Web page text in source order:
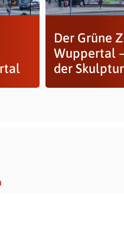
Der Grüne
Wuppertal
der Skulptur